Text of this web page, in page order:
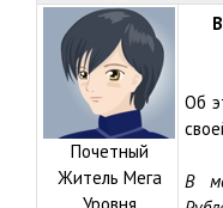
Почетный
Житель Мега
Об
В